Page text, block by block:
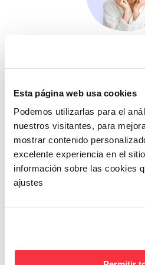
Esta página web usa cookies
Podemos utilizarlas para el
nuestros visitantes, para
mostrar contenido
excelente experiencia en el
información sobre las cookies
ajustes
Si no te